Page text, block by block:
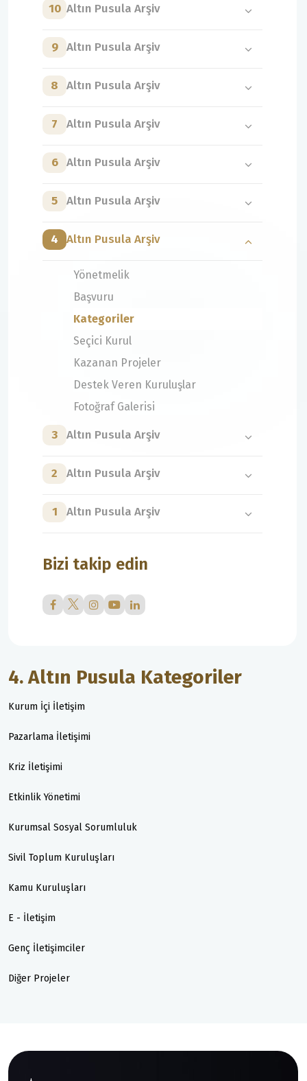
4. Altın Pusula Kategoriler
Kurum İçi İletişim
Pazarlama İletişimi
Kriz İletişimi
Etkinlik Yönetimi
Kurumsal Sosyal Sorumluluk
Sivil Toplum Kuruluşları
Kamu Kuruluşları
E - İletişim
Genç İletişimciler
Diğer Projeler
10 Altın Pusula Arşiv
9 Altın Pusula Arşiv
8 Altın Pusula Arşiv
7 Altın Pusula Arşiv
6 Altın Pusula Arşiv
5 Altın Pusula Arşiv
4 Altın Pusula Arşiv
Yönetmelik
Başvuru
Kategoriler
Seçici Kurul
Kazanan Projeler
Destek Veren Kuruluşlar
Fotoğraf Galerisi
3 Altın Pusula Arşiv
2 Altın Pusula Arşiv
1 Altın Pusula Arşiv
Bizi takip edin